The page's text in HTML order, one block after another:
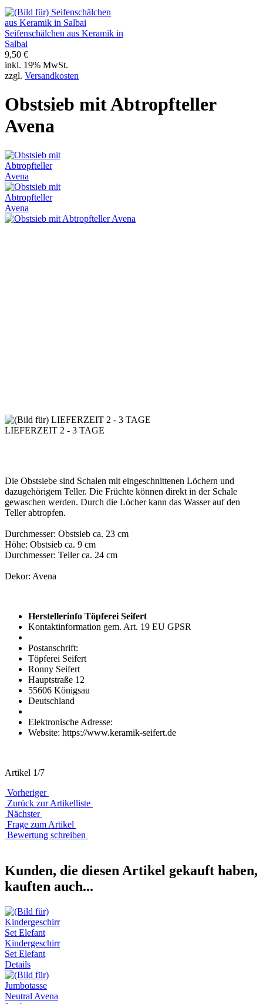
Seifenschälchen aus Keramik in
Salbai
9,50 €
inkl. 19% MwSt.
zzgl. Versandkosten
Obstsieb mit Abtropfteller
Avena
LIEFERZEIT 2 - 3 TAGE
Die Obstsiebe sind Schalen mit eingeschnittenen Löchern und
dazugehörigem Teller. Die Früchte können direkt in der Schale
gewaschen werden. Durch die Löcher kann das Wasser auf den
Teller abtropfen.
Durchmesser: Obstsieb ca. 23 cm
Höhe: Obstsieb ca. 9 cm
Durchmesser: Teller ca. 24 cm
Dekor: Avena
Herstellerinfo Töpferei Seifert
Kontaktinformation gem. Art. 19 EU GPSR
Postanschrift:
Töpferei Seifert
Ronny Seifert
Hauptstraße 12
55606 Königsau
Deutschland
Elektronische Adresse:
Website: https://www.keramik-seifert.de
Artikel 1/7
Vorheriger
Zurück zur Artikelliste
Nächster
Frage zum Artikel
Bewertung schreiben
Kunden, die diesen Artikel gekauft haben,
kauften auch...
Kindergeschirr
Set Elefant
Details